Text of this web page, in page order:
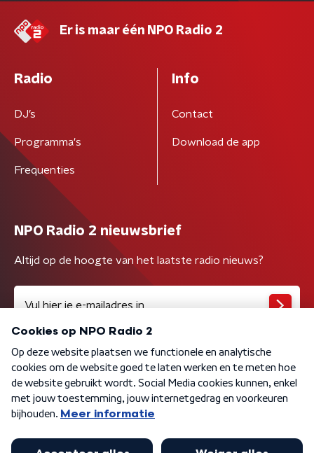
Er is maar één NPO Radio 2
Radio
DJ’s
Programma's
Frequenties
Info
Contact
Download de app
NPO Radio 2 nieuwsbrief
Altijd op de hoogte van het laatste radio nieuws?
Algemene voorwaarden Privacybeleid